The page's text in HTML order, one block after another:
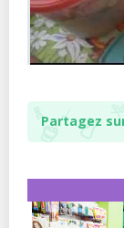
Partagez